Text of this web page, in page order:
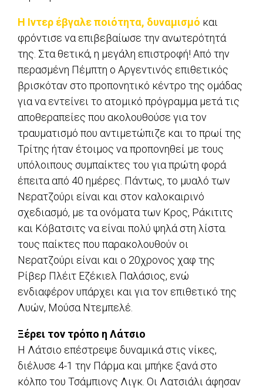
Η Ιντερ έβγαλε ποιότητα, δυναμισμό και
φρόντισε να επιβεβαίωσε την ανωτερότητά
της. Στα θετικά, η μεγάλη επιστροφή! Από την
περασμένη Πέμπτη ο Αργεντινός επιθετικός
βρισκόταν στο προπονητικό κέντρο της ομάδας
για να εντείνει το ατομικό πρόγραμμα μετά τις
αποθεραπείες που ακολουθούσε για τον
τραυματισμό που αντιμετώπιζε και το πρωί της
Τρίτης ήταν έτοιμος να προπονηθεί με τους
υπόλοιπους συμπαίκτες του για πρώτη φορά
έπειτα από 40 ημέρες. Πάντως, το μυαλό των
Νερατζούρι είναι και στον καλοκαιρινό
σχεδιασμό, με τα ονόματα των Κρος, Ράκιτιτς
και Κόβατσιτς να είναι πολύ ψηλά στη λίστα.
τους παίκτες που παρακολουθούν οι
Νερατζούρι είναι και ο 20χρονος χαφ της
Ρίβερ Πλέιτ Εζέκιελ Παλάσιος, ενώ
ενδιαφέρον υπάρχει και για τον επιθετικό της
Λυών, Μούσα Ντεμπελέ.
Ξέρει τον τρόπο η Λάτσιο
Η Λάτσιο επέστρεψε δυναμικά στις νίκες,
διέλυσε 4-1 την Πάρμα και μπήκε ξανά στο
κόλπο του Τσάμπιονς Λιγκ. Οι Λατσιάλι άφησαν